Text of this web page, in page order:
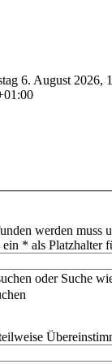
6. August 2026,
werden muss
* als Platzhalter
oder Suche